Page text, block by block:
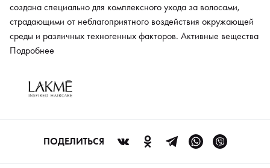
создана специально для комплексного ухода за волосами,
страдающими от неблагоприятного воздействия окружающей
среды и различных техногенных факторов. Активные вещества
в составе средства проникают глубоко в структуру волос и
образуется экранирующий слой, который защищает волосы от
ультрафиолета и излучений синего спектра (экраны
полисахарид, соевое масло и экстракты риса, питают волосы
изнутри, наполняя их влагой и здоровым сиянием. После
Подробнее
ПОДЕЛИТЬСЯ